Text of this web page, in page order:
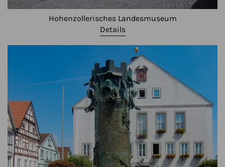
Hohenzollerisches Landesmuseum
Details